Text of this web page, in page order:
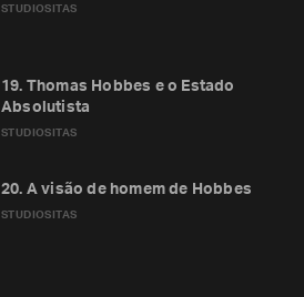
STUDIOSITAS
STUDIOSITAS
19. Thomas Hobbes e o Estado
Absolutista
STUDIOSITAS
20. A visão de homem de Hobbes